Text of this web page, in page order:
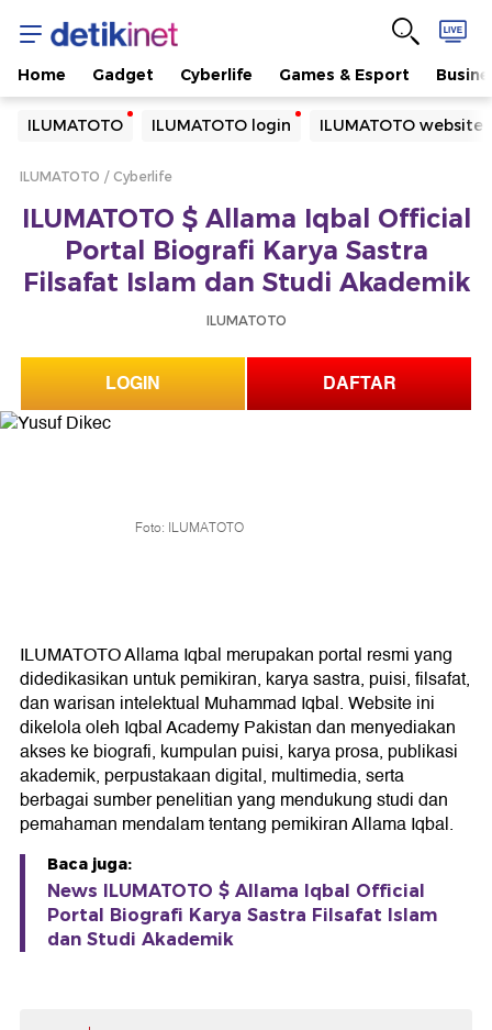
Home Gadget Cyberlife Games & Esport
ILUMATOTO ILUMATOTO login ILUMATOTO website
Yang sedang ramai dicari
Loading...
Loading...
ILUMATOTO Cyberlife
ILUMATOTO $ Allama Iqbal Official
Portal Biografi Karya Sastra
Filsafat Islam dan Studi Akademik
ILUMATOTO
LOGIN DAFTAR
Foto: ILUMATOTO
ILUMATOTO Allama Iqbal merupakan portal resmi yang
didedikasikan untuk pemikiran, karya sastra, puisi, filsafat,
dan warisan intelektual Muhammad Iqbal. Website ini
dikelola oleh Iqbal Academy Pakistan dan menyediakan
akses ke biografi, kumpulan puisi, karya prosa, publikasi
akademik, perpustakaan digital, multimedia, serta
berbagai sumber penelitian yang mendukung studi dan
pemahaman mendalam tentang pemikiran Allama Iqbal.
Baca juga:
News ILUMATOTO $ Allama Iqbal Official
Portal Biografi Karya Sastra Filsafat Islam
dan Studi Akademik